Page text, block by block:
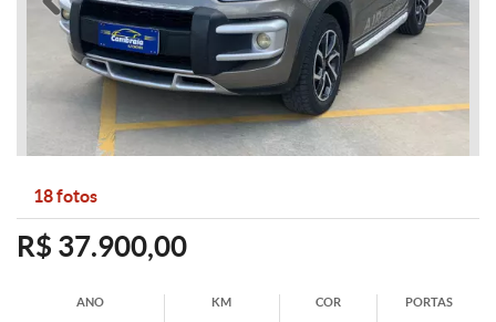
18 fotos
R$ 37.900,00
ANO KM COR PORTAS